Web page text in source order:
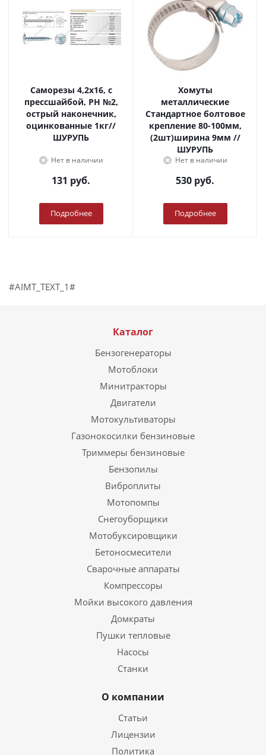
Саморезы 4,2х16, с
прессшайбой, PH №2,
острый наконечник,
оцинкованные 1кг//
ШУРУПЬ
Нет в наличии
131 руб.
Подробнее
Хомуты
металлические
Стандартное болтовое
крепление 80-100мм,
(2шт)ширина 9мм //
ШУРУПЬ
Нет в наличии
530 руб.
Подробнее
#AIMT_TEXT_1#
Каталог
Бензогенераторы
Мотоблоки
Минитракторы
Двигатели
Мотокультиваторы
Газонокосилки бензиновые
Триммеры бензиновые
Бензопилы
Виброплиты
Мотопомпы
Снегоуборщики
Мотобуксировщики
Бетоносмесители
Сварочные аппараты
Компрессоры
Мойки высокого давления
Домкраты
Пушки тепловые
Насосы
Станки
О компании
Статьи
Лицензии
Политика